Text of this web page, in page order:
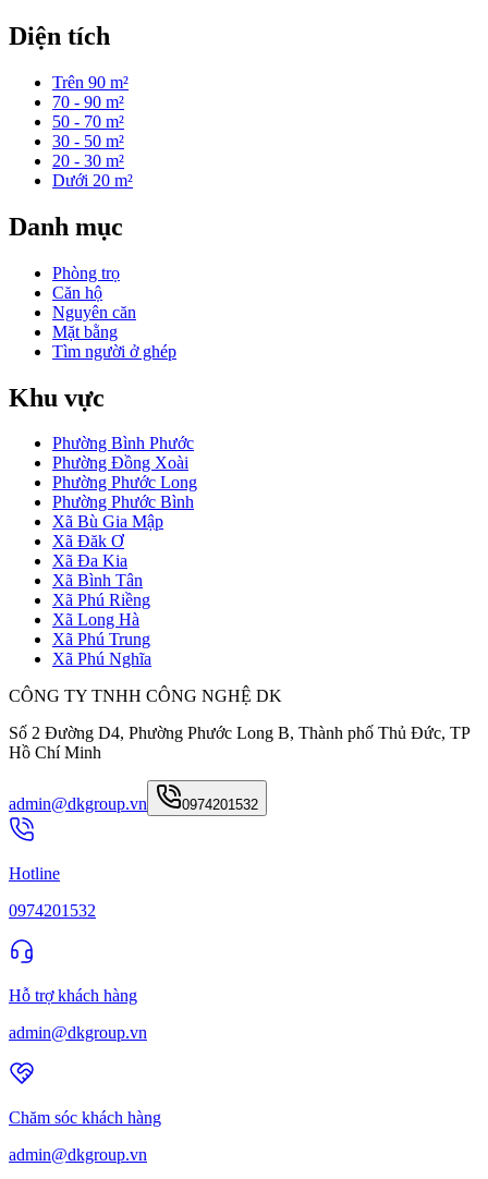
Diện tích
Trên 90 m²
70 - 90 m²
50 - 70 m²
30 - 50 m²
20 - 30 m²
Dưới 20 m²
Danh mục
Phòng trọ
Căn hộ
Nguyên căn
Mặt bằng
Tìm người ở ghép
Khu vực
Phường Bình Phước
Phường Đồng Xoài
Phường Phước Long
Phường Phước Bình
Xã Bù Gia Mập
Xã Đăk Ơ
Xã Đa Kia
Xã Bình Tân
Xã Phú Riềng
Xã Long Hà
Xã Phú Trung
Xã Phú Nghĩa
CÔNG TY TNHH CÔNG NGHỆ DK
Số 2 Đường D4, Phường Phước Long B, Thành phố Thủ Đức, TP
Hồ Chí Minh
admin@dkgroup.vn 0974201532
Hotline
0974201532
Hỗ trợ khách hàng
admin@dkgroup.vn
Chăm sóc khách hàng
admin@dkgroup.vn